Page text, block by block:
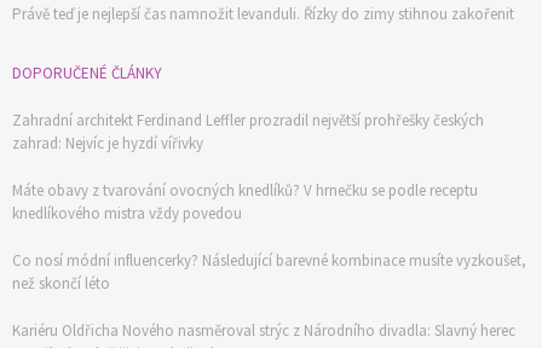
Právě teď je nejlepší čas namnožit levanduli. Řízky do zimy stihnou zakořenit
DOPORUČENÉ ČLÁNKY
Zahradní architekt Ferdinand Leffler prozradil největší prohřešky českých
zahrad: Nejvíc je hyzdí vířivky
Máte obavy z tvarování ovocných knedlíků? V hrnečku se podle receptu
knedlíkového mistra vždy povedou
Co nosí módní influencerky? Následující barevné kombinace musíte vyzkoušet,
než skončí léto
Kariéru Oldřicha Nového nasměroval strýc z Národního divadla: Slavný herec